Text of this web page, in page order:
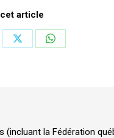
article
PartagerPartager
(incluant la Fédération